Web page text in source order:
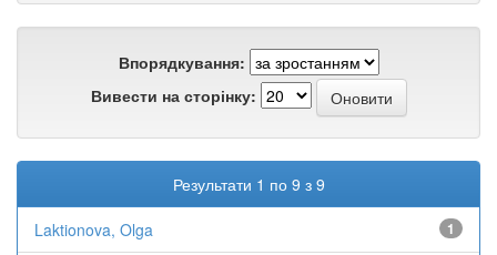
Впорядкування:
Вивести на сторінку:
Результати 1 по 9 з 9
Laktionova, Olga 1